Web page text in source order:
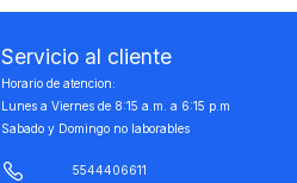
Servicio al cliente
Horario de atencion:
Lunes a Viernes de 8:15 a.m. a 6:15 p.m
Sabado y Domingo no laborables
5544406611